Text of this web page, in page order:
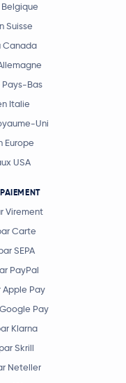
Suisse
Canada
Pays-Bas
Italie
Uni
Europe
USA
Virement
Carte
SEPA
PayPal
Apple Pay
Pay
Klarna
Skrill
Neteller